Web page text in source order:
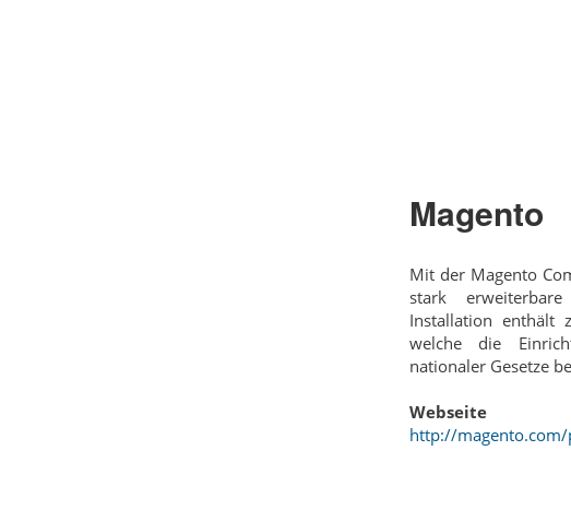
Magento
Mit der Magento
stark
Installation enthält
welche die
nationaler Gesetze
http://